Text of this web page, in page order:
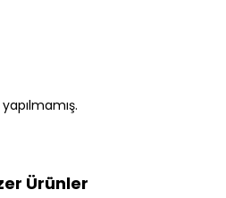
Ürünler